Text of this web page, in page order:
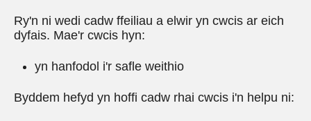
Ry'n ni wedi cadw ffeiliau a elwir yn cwcis ar eich
dyfais. Mae'r cwcis hyn:
yn hanfodol i'r safle weithio
Byddem hefyd yn hoffi cadw rhai cwcis i'n helpu ni: